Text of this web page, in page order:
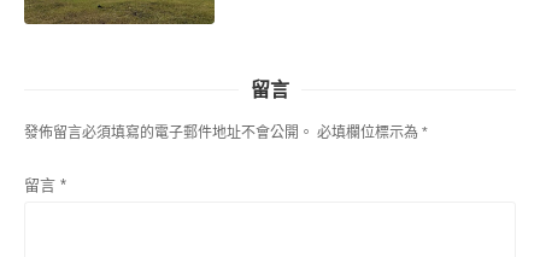
留言
發佈留言必須填寫的電子郵件地址不會公開。 必填欄位標示為 *
留言 *